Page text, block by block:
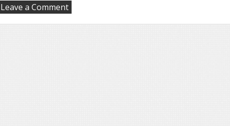
Leave a Commenton
Paz